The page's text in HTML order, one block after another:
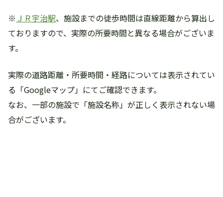
※ ＪＲ宇治駅、施設までの徒歩時間は直線距離から算出し
ておりますので、実際の所要時間と異なる場合がございま
す。
実際の道路距離・所要時間・経路については表示されてい
る「Googleマップ」にてご確認できます。
なお、一部の施設で「施設名称」が正しく表示されない場
合がございます。